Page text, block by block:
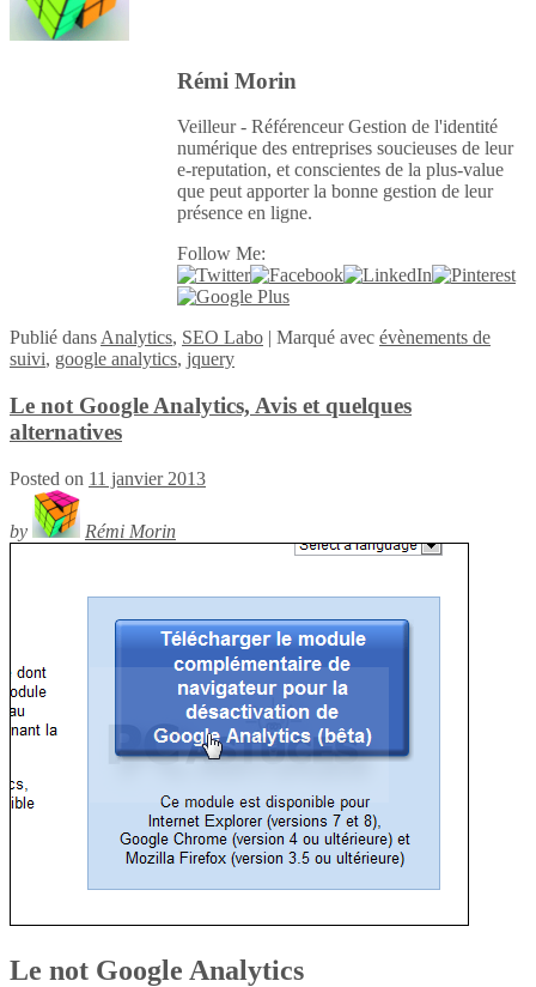
Rémi Morin
Veilleur - Référenceur Gestion de l'identité
numérique des entreprises soucieuses de leur
e-reputation, et conscientes de la plus-value
que peut apporter la bonne gestion de leur
présence en ligne.
Follow Me:
Publié dans Analytics, SEO Labo | Marqué avec évènements de
suivi, google analytics, jquery
Le not Google Analytics, Avis et quelques
alternatives
Posted on 11 janvier 2013
by Rémi Morin
Le not Google Analytics